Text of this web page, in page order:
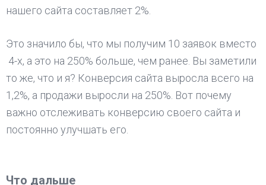
нашего сайта составляет 2%.
Это значило бы, что мы получим 10 заявок вместо
4-х, а это на 250% больше, чем ранее. Вы заметили
то же, что и я? Конверсия сайта выросла всего на
1,2%, а продажи выросли на 250%. Вот почему
важно отслеживать конверсию своего сайта и
постоянно улучшать его.
Что дальше